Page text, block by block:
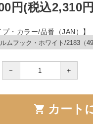
円(税込2,310
プ・カラー/品番（JAN）】
－ ＋
shopping_cart カート